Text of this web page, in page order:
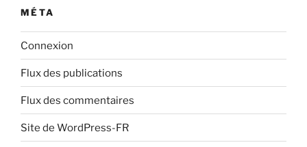
MÉTA
Connexion
Flux des publications
Flux des commentaires
Site de WordPress-FR